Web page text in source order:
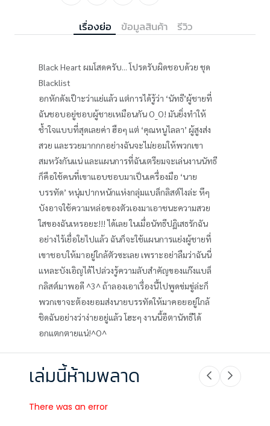
เรื่องย่อ ข้อมูลสินค้า รีวิว
Black Heart ผมโสดครับ... โปรดรับผิดชอบด้วย ชุด
Blacklist
อกหักดังเป๊าะว่าแย่แล้ว แต่การได้รู้ว่า ‘นัทธี’ผู้ชายที่
ฉันชอบอยู่ชอบผู้ชายเหมือนกัน O_O! มันยิ่งทำให้
ช้ำใจแบบที่สุดเลยค่า ฮือๆ แต่ ‘คุณหนูไลลา’ ผู้สูงส่ง
สวย และรวยมากกกอย่างฉันจะไม่ยอมให้พวกเขา
สมหวังกันแน่ และแผนการที่ฉันเตรียมจะเล่นงานนัทธี
ก็คือใช้คนที่เขาแอบชอบมาเป็นเครื่องมือ ‘นาย
บรรทัด’ หนุ่มปากหนักแห่งกลุ่มแบล็กลิสต์ไงล่ะ หึๆ
บังอาจใช้ความหล่อของตัวเองมาเอาชนะความสวย
ใสของฉันเหรอยะ!!! ได้เลย ในเมื่อนัทธีปฏิเสธรักฉัน
อย่างไร้เยื่อใยไปแล้ว ฉันก็จะใช้แผนการแย่งผู้ชายที่
เขาชอบให้มาอยู่ใกล้ตัวซะเลย เพราะอย่าลืมว่าฉันนี่
แหละบังเอิญได้ไปล่วงรู้ความลับสำคัญของแก๊งแบล็
กลิสต์มาพอดี ^3^ ถ้าลองเอาเรื่องนี้ไปพูดข่มขู่ล่ะก็
พวกเขาจะต้องยอมส่งนายบรรทัดให้มาคอยอยู่ใกล้
ชิดฉันอย่างว่าง่ายอยู่แล้ว โฮะๆ งานนี้อีตานัทธีได้
อกแตกตายแน่!^O^
เล่มนี้ห้ามพลาด
There was an error